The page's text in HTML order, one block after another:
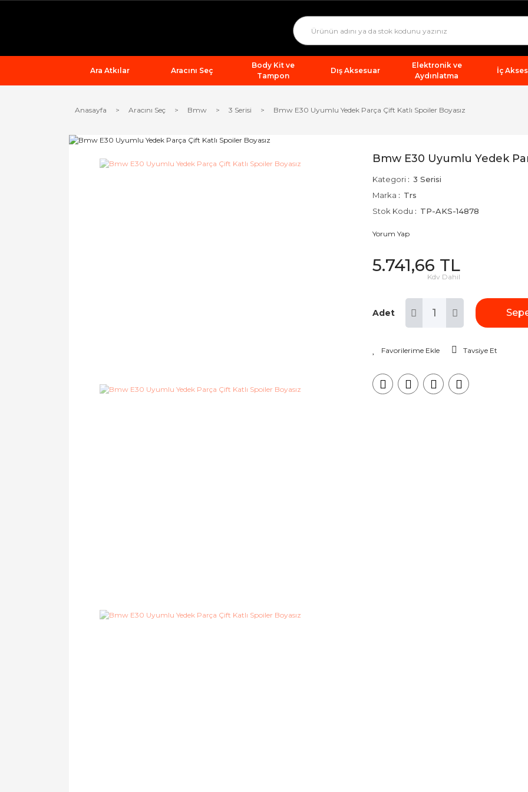
Ara Atkılar Aracını Seç
Body Kit ve
Tampon
Dış Aksesuar
Elektronik ve
Aydınlatma
İç
Anasayfa Aracını Seç Bmw 3 Serisi Bmw E30 Uyumlu Yedek Parça Çift Katlı Spoiler Boyasız
Bmw E30 Uyumlu Yedek
Kategori
3 Serisi
Marka
Trs
Stok Kodu
TP-AKS-14878
Yorum Yap
5.741,66 TL
Kdv Dahil
Adet
Tavsiye Et